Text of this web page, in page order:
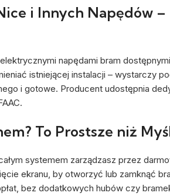
i Innych Napędów –
napędami bram
istniejącej instalacji – wystarczy
i gotowe. Producent udostępnia
To Prostsze niż
systemem zarządzasz przez
ekranu, by otworzyć lub zamknąć
bez dodatkowych hubów czy